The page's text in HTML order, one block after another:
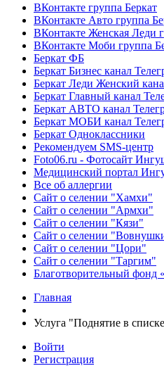
ВКонтакте группа Беркат
ВКонтакте Авто группа
ВКонтакте Женская Леди
ВКонтакте Моби группа
Беркат ФБ
Беркат Бизнес канал
Беркат Леди Женский
Беркат Главный канал
Беркат АВТО канал
Беркат МОБИ канал
Беркат Одноклассники
Рекомендуем SMS-центр
Foto06.ru - Фотосайт
Медицинский портал
Все об аллергии
Сайт о селении "Хамхи"
Сайт о селении "Армхи"
Сайт о селении "Кязи"
Сайт о селении
Сайт о селении "Цори"
Сайт о селении "Таргим"
Благотворительный фонд
Главная
Услуга "Поднятие в
Войти
Регистрация